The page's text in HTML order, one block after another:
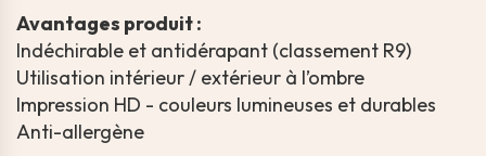
Avantages produit :
Indéchirable et antidérapant (classement R9)
Utilisation intérieur / extérieur à l’ombre
Impression HD - couleurs lumineuses et durables
Anti-allergène